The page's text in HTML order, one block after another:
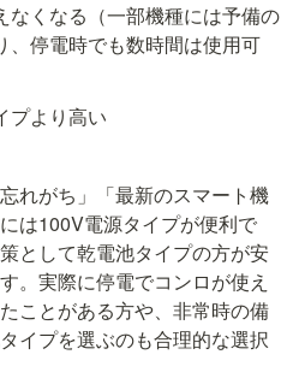
なくなる（一部機種には予備の
、停電時でも数時間は使用可
プより高い
れがち」「最新のスマート機
は100V電源タイプが便利で
として乾電池タイプの方が安
。実際に停電でコンロが使え
ことがある方や、非常時の備
イプを選ぶのも合理的な選択